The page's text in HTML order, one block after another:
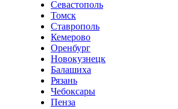
Севастополь
Томск
Ставрополь
Кемерово
Оренбург
Новокузнецк
Балашиха
Рязань
Чебоксары
Пенза